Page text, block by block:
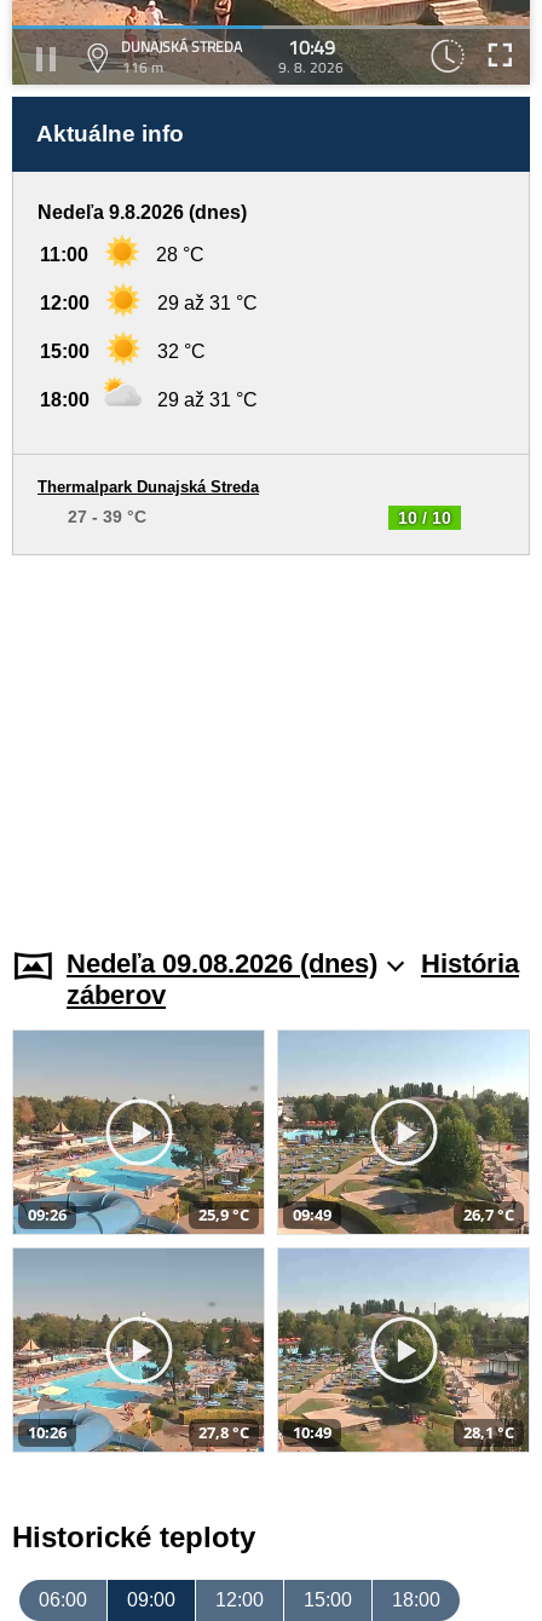
DUNAJSKÁ STREDA
116 m
10:49
9. 8. 2026
Aktuálne info
Nedeľa 9.8.2026 (dnes)
11:00 28 °C
12:00 29 až 31 °C
15:00 32 °C
18:00 29 až 31 °C
10 / 10
Thermalpark Dunajská Streda
27 - 39 °C
Nedeľa 09.08.2026 (dnes)
História
záberov
09:26 25,9 °C 09:49 26,7 °C
10:26 27,8 °C 10:49 28,1 °C
Historické teploty
06:00 09:00 12:00 15:00 18:00